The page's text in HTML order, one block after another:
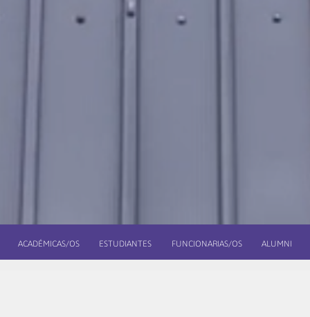
ACADÉMICAS/OS ESTUDIANTES FUNCIONARIAS/OS ALUMNI